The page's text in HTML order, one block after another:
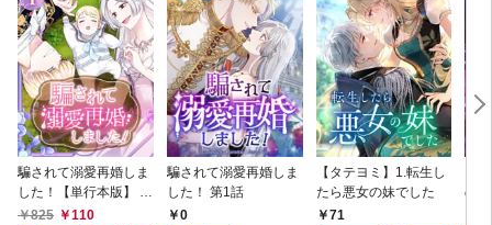
騙されて溺愛再婚しま
した！【単行本版】 1
巻825 110
騙されて溺愛再婚しま
した！ 第1話
0
【タテヨミ】1.転生し
たら悪女の妹でした
71
の